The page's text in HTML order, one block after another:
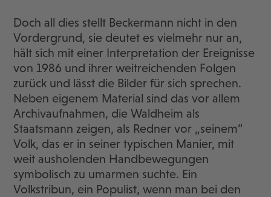
Doch all dies stellt Beckermann nicht in den
Vordergrund, sie deutet es vielmehr nur an,
hält sich mit einer Interpretation der Ereignisse
von 1986 und ihrer weitreichenden Folgen
zurück und lässt die Bilder für sich sprechen.
Neben eigenem Material sind das vor allem
Archivaufnahmen, die Waldheim als
Staatsmann zeigen, als Redner vor „seinem“
Volk, das er in seiner typischen Manier, mit
weit ausholenden Handbewegungen
symbolisch zu umarmen suchte. Ein
Volkstribun, ein Populist, wenn man bei den